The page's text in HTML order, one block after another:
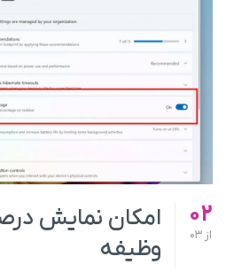
02
از
امکان نمایش
وظیفه